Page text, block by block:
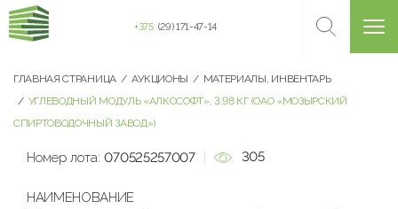
+375 (29) 171-47-14
ГЛАВНАЯ СТРАНИЦА АУКЦИОНЫ
МАТЕРИАЛЫ, ИНВЕНТАРЬ
УГЛЕВОДНЫЙ МОДУЛЬ «АЛКОСОФТ», 3,98 КГ (ОАО «МОЗЫРСКИЙ
СПИРТОВОДОЧНЫЙ ЗАВОД»)
Номер лота: 070525257007 305
НАИМЕНОВАНИЕ